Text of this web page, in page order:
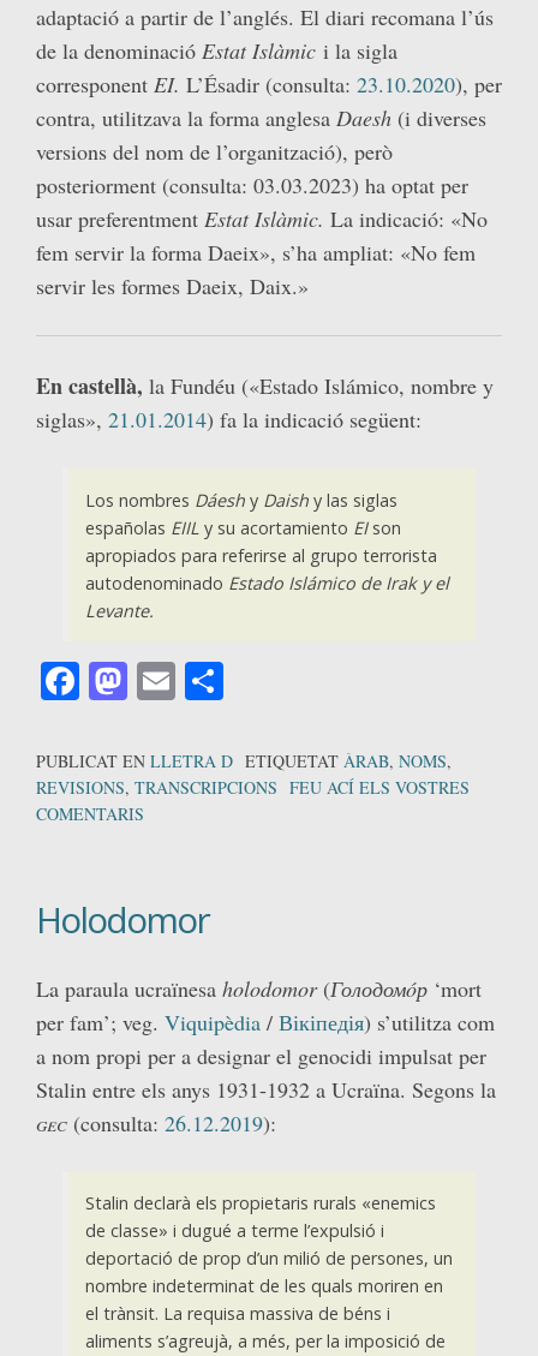
adaptació a partir de l’anglés. El diari recomana l’ús
de la denominació Estat Islàmic i la sigla
corresponent EI. L’Ésadir (consulta: 23.10.2020), per
contra, utilitzava la forma anglesa Daesh (i diverses
versions del nom de l’organització), però
posteriorment (consulta: 03.03.2023) ha optat per
usar preferentment Estat Islàmic. La indicació: «No
fem servir la forma Daeix», s’ha ampliat: «No fem
servir les formes Daeix, Daix.»
En castellà, la Fundéu («Estado Islámico, nombre y
siglas», 21.01.2014) fa la indicació següent:
Los nombres Dáeshy Daishy las siglas
españolas EIIL y su acortamiento EIson
apropiados para referirse al grupo terrorista
autodenominado Estado Islámico de Irak y el
Levante.
Facebook
Mastodon
Email
PUBLICAT EN LLETRA D ETIQUETAT ÀRAB, NOMS,
REVISIONS, TRANSCRIPCIONS FEU ACÍ ELS VOSTRES
COMENTARIS
Holodomor
La paraula ucraïnesa holodomor(Голодомóр ‘mort
per fam’; veg. Viquipèdia / Вікіпедія) s’utilitza com
a nom propi per a designar el genocidi impulsat per
Stalin entre els anys 1931-1932 a Ucraïna. Segons la
gec (consulta: 26.12.2019):
Stalin declarà els propietaris rurals «enemics
de classe» i dugué a terme l’expulsió i
deportació de prop d’un milió de persones, un
nombre indeterminat de les quals moriren en
el trànsit. La requisa massiva de béns i
aliments s’agreujà, a més, per la imposició de